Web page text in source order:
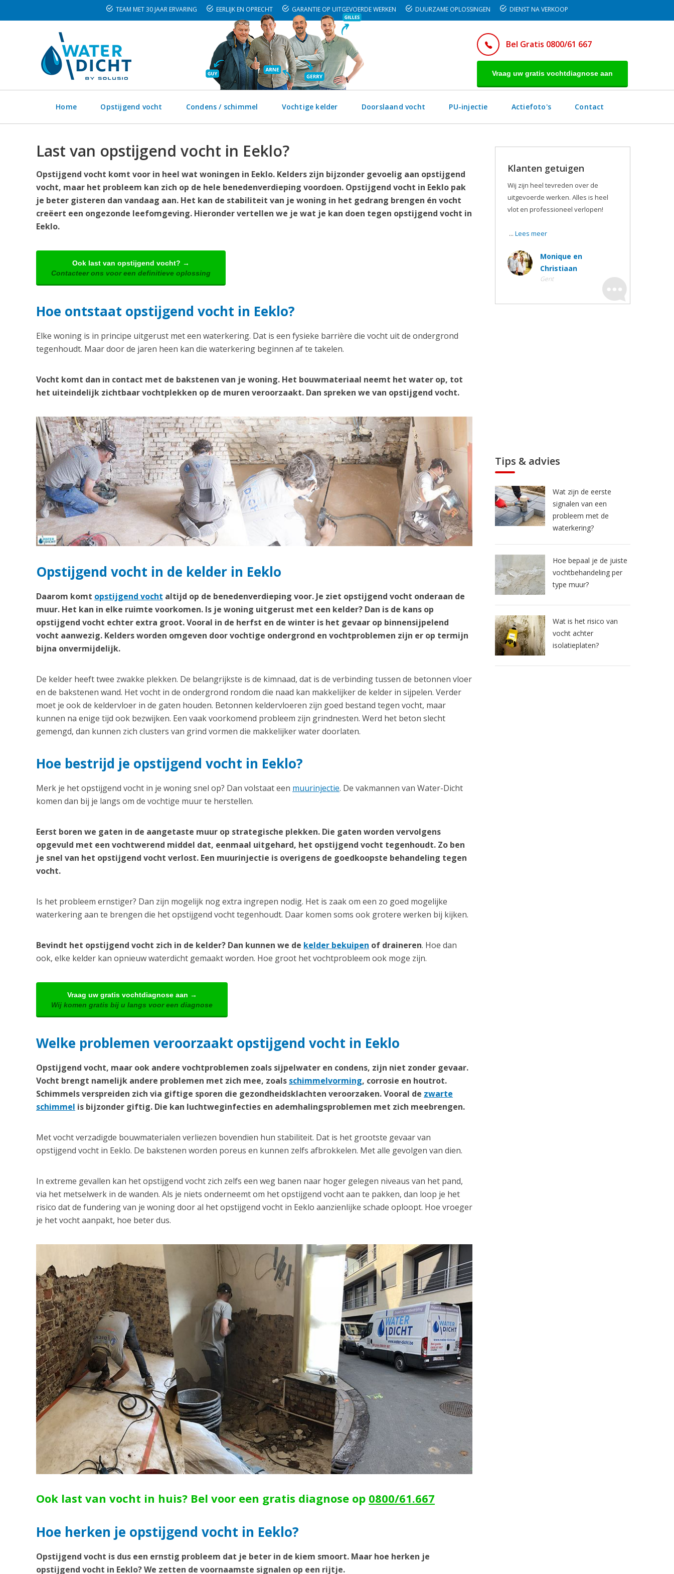
TEAM MET 30 JAAR ERVARING EERLIJK EN OPRECHT GARANTIE OP UITGEVOERDE WERKEN DUURZAME OPLOSSINGEN DIENST NA VERKOOP
Bel Gratis 0800/61 667
Vraag uw gratis vochtdiagnose aan
Home Opstijgend vocht Condens / schimmel Vochtige kelder Doorslaand vocht PU-injectie Actiefoto's Contact
Last van opstijgend vocht in Eeklo?
Opstijgend vocht komt voor in heel wat woningen in Eeklo. Kelders zijn bijzonder gevoelig aan opstijgend
vocht, maar het probleem kan zich op de hele benedenverdieping voordoen. Opstijgend vocht in Eeklo pak
je beter gisteren dan vandaag aan. Het kan de stabiliteit van je woning in het gedrang brengen én vocht
creëert een ongezonde leefomgeving. Hieronder vertellen we je wat je kan doen tegen opstijgend vocht in
Eeklo.
Ook last van opstijgend vocht? →
Contacteer ons voor een definitieve oplossing
Hoe ontstaat opstijgend vocht in Eeklo?
Elke woning is in principe uitgerust met een waterkering. Dat is een fysieke barrière die vocht uit de ondergrond
tegenhoudt. Maar door de jaren heen kan die waterkering beginnen af te takelen.
Vocht komt dan in contact met de bakstenen van je woning. Het bouwmateriaal neemt het water op, tot
het uiteindelijk zichtbaar vochtplekken op de muren veroorzaakt. Dan spreken we van opstijgend vocht.
Opstijgend vocht in de kelder in Eeklo
Daarom komt opstijgend vocht altijd op de benedenverdieping voor. Je ziet opstijgend vocht onderaan de
muur. Het kan in elke ruimte voorkomen. Is je woning uitgerust met een kelder? Dan is de kans op
opstijgend vocht echter extra groot. Vooral in de herfst en de winter is het gevaar op binnensijpelend
vocht aanwezig. Kelders worden omgeven door vochtige ondergrond en vochtproblemen zijn er op termijn
bijna onvermijdelijk.
De kelder heeft twee zwakke plekken. De belangrijkste is de kimnaad, dat is de verbinding tussen de betonnen vloer
en de bakstenen wand. Het vocht in de ondergrond rondom die naad kan makkelijker de kelder in sijpelen. Verder
moet je ook de keldervloer in de gaten houden. Betonnen keldervloeren zijn goed bestand tegen vocht, maar
kunnen na enige tijd ook bezwijken. Een vaak voorkomend probleem zijn grindnesten. Werd het beton slecht
gemengd, dan kunnen zich clusters van grind vormen die makkelijker water doorlaten.
Hoe bestrijd je opstijgend vocht in Eeklo?
Merk je het opstijgend vocht in je woning snel op? Dan volstaat een muurinjectie. De vakmannen van Water-Dicht
komen dan bij je langs om de vochtige muur te herstellen.
Eerst boren we gaten in de aangetaste muur op strategische plekken. Die gaten worden vervolgens
opgevuld met een vochtwerend middel dat, eenmaal uitgehard, het opstijgend vocht tegenhoudt. Zo ben
je snel van het opstijgend vocht verlost. Een muurinjectie is overigens de goedkoopste behandeling tegen
vocht.
Is het probleem ernstiger? Dan zijn mogelijk nog extra ingrepen nodig. Het is zaak om een zo goed mogelijke
waterkering aan te brengen die het opstijgend vocht tegenhoudt. Daar komen soms ook grotere werken bij kijken.
Bevindt het opstijgend vocht zich in de kelder? Dan kunnen we de kelder bekuipen of draineren. Hoe dan
ook, elke kelder kan opnieuw waterdicht gemaakt worden. Hoe groot het vochtprobleem ook moge zijn.
Vraag uw gratis vochtdiagnose aan →
Wij komen gratis bij u langs voor een diagnose
Welke problemen veroorzaakt opstijgend vocht in Eeklo
Opstijgend vocht, maar ook andere vochtproblemen zoals sijpelwater en condens, zijn niet zonder gevaar.
Vocht brengt namelijk andere problemen met zich mee, zoals schimmelvorming, corrosie en houtrot.
Schimmels verspreiden zich via giftige sporen die gezondheidsklachten veroorzaken. Vooral de zwarte
schimmel is bijzonder giftig. Die kan luchtweginfecties en ademhalingsproblemen met zich meebrengen.
Met vocht verzadigde bouwmaterialen verliezen bovendien hun stabiliteit. Dat is het grootste gevaar van
opstijgend vocht in Eeklo. De bakstenen worden poreus en kunnen zelfs afbrokkelen. Met alle gevolgen van dien.
In extreme gevallen kan het opstijgend vocht zich zelfs een weg banen naar hoger gelegen niveaus van het pand,
via het metselwerk in de wanden. Als je niets onderneemt om het opstijgend vocht aan te pakken, dan loop je het
risico dat de fundering van je woning door al het opstijgend vocht in Eeklo aanzienlijke schade oploopt. Hoe vroeger
je het vocht aanpakt, hoe beter dus.
Ook last van vocht in huis? Bel voor een gratis diagnose op 0800/61.667
Hoe herken je opstijgend vocht in Eeklo?
Opstijgend vocht is dus een ernstig probleem dat je beter in de kiem smoort. Maar hoe herken je
opstijgend vocht in Eeklo? We zetten de voornaamste signalen op een rijtje.
Klanten getuigen
Wij zijn heel tevreden over de
uitgevoerde werken. Alles is heel
vlot en professioneel verlopen!
... Lees meer
Monique en
Christiaan
Gent
Tips & advies
Wat zijn de eerste
signalen van een
probleem met de
waterkering?
Hoe bepaal je de juiste
vochtbehandeling per
type muur?
Wat is het risico van
vocht achter
isolatieplaten?